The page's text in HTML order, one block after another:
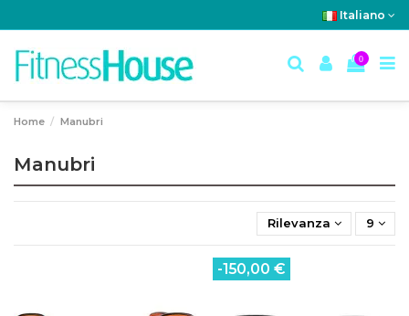
Italiano
0
Home Manubri
Manubri
Rilevanza 9
-150,00 €